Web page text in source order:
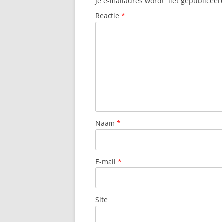
Reactie *
Naam *
E-mail *
Site